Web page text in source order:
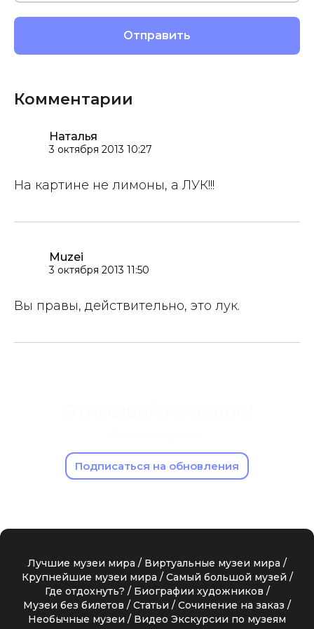
Комментарии
Наталья
3 октября 2013 10:27
На картине не лимоны, а ЛУК!!!
Muzei
3 октября 2013 11:50
Вы правы, действительно, это лук.
Подписаться на обновления
Лучшие музеи мира
Виртуальные музеи мира
Крупнейшие музеи мира
Самый большой музей
Где отдохнуть?
Биографии художников
Музеи без билетов
Статьи
Сочинение на заказ
Необычные музеи
Видео Экскурсии по музеям